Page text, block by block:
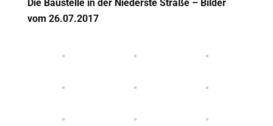
Die Baustelle in der Niederste Straße – Bilder
vom 26.07.2017